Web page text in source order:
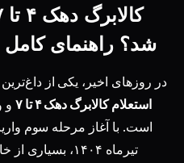
شد؟ راهنمای کامل
در روزهای اخیر، یکی از
استعلام کالابرگ دهک ۴ تا ۷
و
است. با آغاز مرحله سوم واریز
تیرماه ۱۴۰۴،